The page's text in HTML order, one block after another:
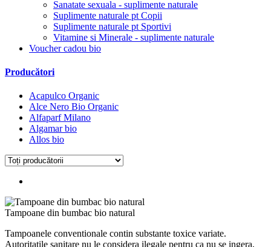
Sanatate sexuala - suplimente naturale
Suplimente naturale pt Copii
Suplimente naturale pt Sportivi
Vitamine si Minerale - suplimente naturale
Voucher cadou bio
Producători
Acapulco Organic
Alce Nero Bio Organic
Alfaparf Milano
Algamar bio
Allos bio
Tampoane din bumbac bio natural
Tampoanele conventionale contin substante toxice variate.
Autoritatile sanitare nu le considera ilegale pentru ca nu se ingera,